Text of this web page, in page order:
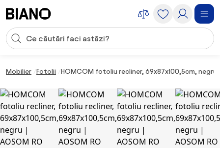
Introducerea căutării
Mobilier Fotolii HOMCOM fotoliu recliner, 69x87x100,5cm, negru |